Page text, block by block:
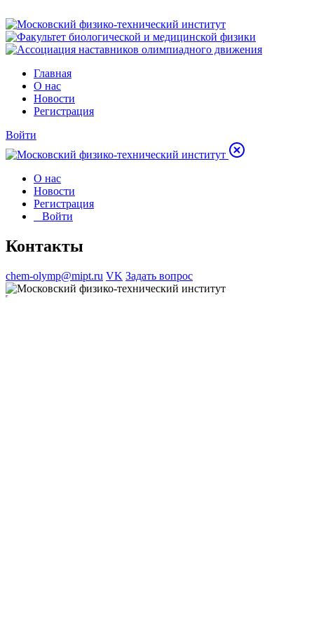
Главная
О нас
Новости
Регистрация
Войти
О нас
Новости
Регистрация
Войти
Контакты
chem-olymp@mipt.ru VK Задать вопрос